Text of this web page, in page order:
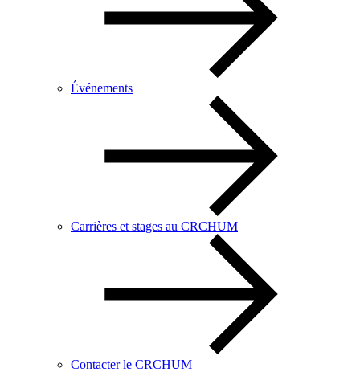
Événements
Carrières et stages au CRCHUM
Contacter le CRCHUM